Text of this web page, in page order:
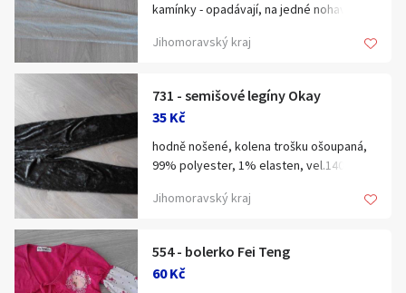
kamínky - opadávají, na jedné nohavici
Jihomoravský kraj
731 - semišové legíny Okay
35 Kč
hodně nošené, kolena trošku ošoupaná,
99% polyester, 1% elasten, vel.140
Jihomoravský kraj
554 - bolerko Fei Teng
60 Kč
Hledat v textu
Nabídka/poptávka